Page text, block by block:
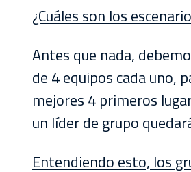
¿Cuáles son los
Antes que nada,
de 4 equipos cada uno,
mejores 4 primeros
un líder de grupo
Entendiendo esto, los